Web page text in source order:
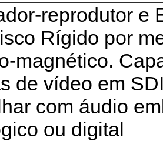
reprodutor e
Rígido por
magnético.
de vídeo em
com áudio
ou digital